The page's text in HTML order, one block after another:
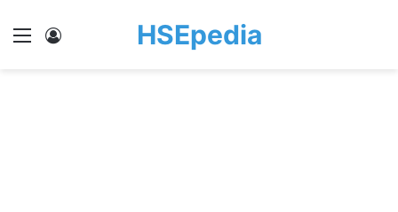
Menu HSEpedia